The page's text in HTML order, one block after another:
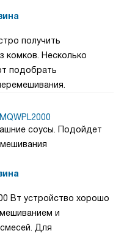
получить
комков. Несколько
подобрать
соусы. Подойдет
Вт устройство хорошо
и
Для